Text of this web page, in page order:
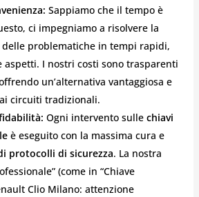
Sappiamo che il tempo è
ci impegniamo a risolvere la
problematiche in tempi rapidi,
aspetti. I nostri costi sono trasparenti
un’alternativa vantaggiosa e
circuiti tradizionali.
Ogni intervento sulle chiavi
è eseguito con la massima cura e
protocolli di sicurezza. La nostra
(come in “Chiave
Clio Milano: attenzione